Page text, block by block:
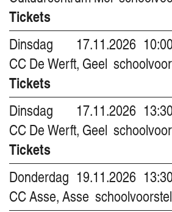
Tickets
Dinsdag
17.11.2026
CC De Werft, Geel
Tickets
Dinsdag
17.11.2026
CC De Werft, Geel
Tickets
Donderdag 19.11.2026
CC Asse, Asse